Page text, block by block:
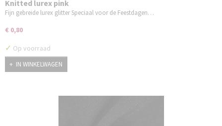
Knitted lurex pink
Fijn gebreide lurex glitter Speciaal voor de Feestdagen…
€ 0,80
✓ Op voorraad
IN WINKELWAGEN